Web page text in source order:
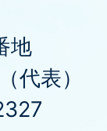
地
代表）